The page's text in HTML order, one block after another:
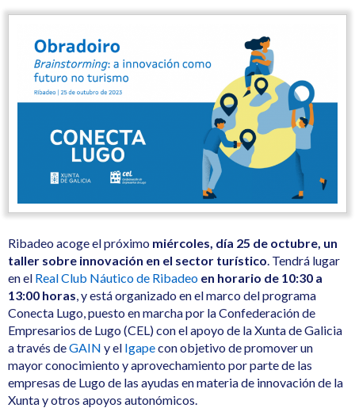
Ribadeo acoge el próximo miércoles, día 25 de octubre, un
taller sobre innovación en el sector turístico . Tendrá lugar
en el Real Club Náutico de Ribadeo en horario de 10:30 a
13:00 horas , y está organizado en el marco del programa
Conecta Lugo, puesto en marcha por la Confederación de
Empresarios de Lugo (CEL) con el apoyo de la Xunta de Galicia
a través deGAIN y el Igapecon objetivo de promover un
mayor conocimiento y aprovechamiento por parte de las
empresas de Lugo de las ayudas en materia de innovación de la
Xunta y otros apoyos autonómicos.